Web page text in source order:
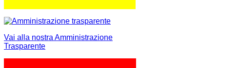
Vai alla nostra Amministrazione
Trasparente